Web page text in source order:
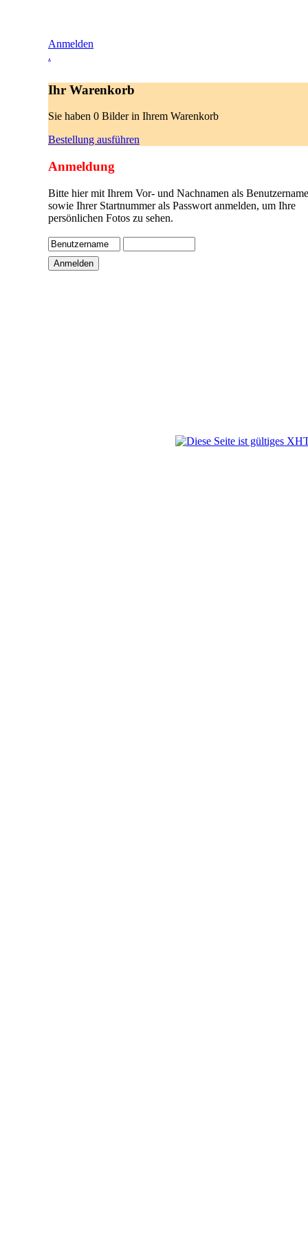
Anmelden
.
Ihr Warenkorb
Sie haben 0 Bilder in Ihrem Warenkorb
Bestellung ausführen
Anmeldung
Bitte hier mit Ihrem Vor- und Nachnamen als
sowie Ihrer Startnummer als Passwort anmelden, um Ihre
persönlichen Fotos zu sehen.